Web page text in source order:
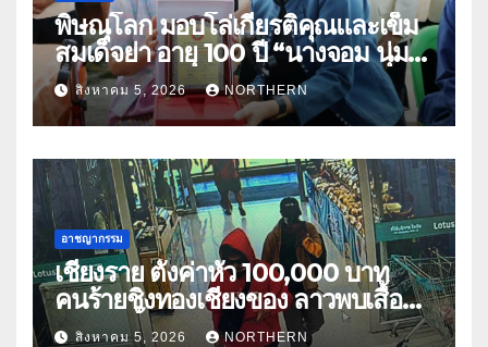
พิษณุโลก มอบโล่เกียรติคุณและเข็ม
สมเด็จย่า อายุ 100 ปี “นางจอม นุ่ม
เนตร” ตำบลบ้านกร่าง อำเภอเมือง
สิงหาคม 5, 2026 NORTHERN
อาชญากรรม
เชียงราย ตั้งค่าหัว 100,000 บาท
คนร้ายชิงทองเชียงของ ลาวพบเสื้อผ้า
คนร้ายตั้งจุดตรวจตามเส้นทาง
สิงหาคม 5, 2026 NORTHERN